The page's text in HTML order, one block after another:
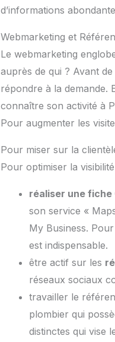
d’informations
Webmarketing et
Le webmarketing
auprès de qui ? Avant
répondre à la demande.
connaître son activité à
Pour augmenter les
Pour miser sur la
Pour optimiser la
réaliser une fiche
son service «
My Business. Pour
est indispensable.
être actif sur les
réseaux sociaux
travailler le
plombier qui
distinctes qui vise